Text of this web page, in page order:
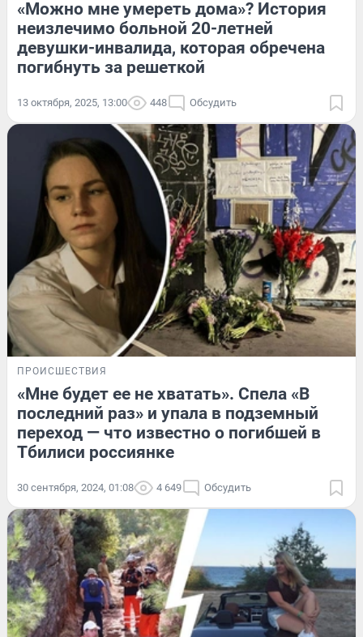
«Можно мне умереть дома»? История
неизлечимо больной 20-летней
девушки-инвалида, которая обречена
погибнуть за решеткой
13 октября, 2025, 13:00 448 Обсудить
ПРОИСШЕСТВИЯ
«Мне будет ее не хватать». Спела «В
последний раз» и упала в подземный
переход — что известно о погибшей в
Тбилиси россиянке
30 сентября, 2024, 01:08 4 649 Обсудить